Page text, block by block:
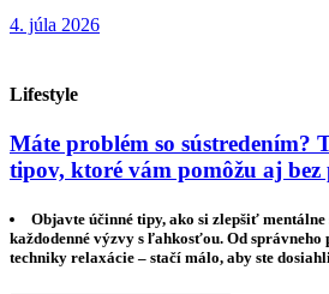
4. júla 2026
Lifestyle
Máte problém so sústredením?
tipov, ktoré vám pomôžu aj
Objavte účinné tipy, ako si zlepšiť
každodenné výzvy s ľahkosťou. Od správneho
techniky relaxácie – stačí málo, aby ste